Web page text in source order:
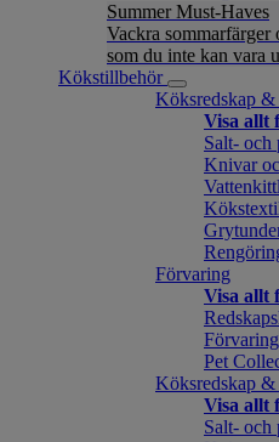
Summer Must-Haves
Vackra
som du inte kan vara
Kökstillbehör
Köksredskap
Visa allt
Salt- och
Knivar
Förvaring
Visa allt
Pet
Köksredskap
Visa allt
Salt- och